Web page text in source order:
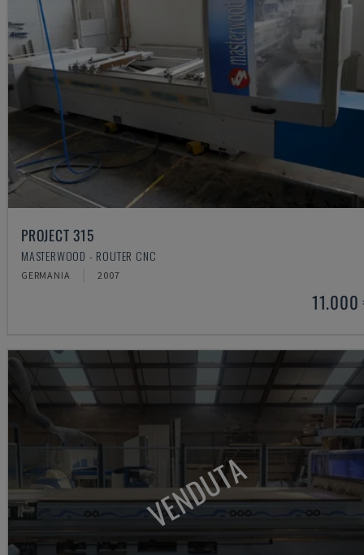
PROJECT 315
MASTERWOOD - ROUTER CNC
GERMANIA 2007
11.000
VENDUTA